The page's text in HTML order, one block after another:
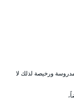
ورخيصة لذلك لا